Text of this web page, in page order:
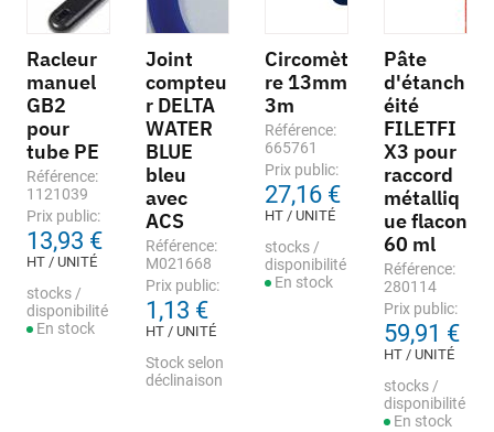
Racleur
manuel
GB2
pour
tube PE
Référence:
1121039
Prix public:
13,93 €
HT / UNITÉ
stocks /
disponibilité
En stock
Joint
compteu
r DELTA
WATER
BLUE
bleu
avec
ACS
Référence:
M021668
Prix public:
1,13 €
HT / UNITÉ
Stock selon
déclinaison
Circomèt
re 13mm
3m
Référence:
665761
Prix public:
27,16 €
HT / UNITÉ
stocks /
disponibilité
En stock
Pâte
d'étanch
éité
FILETFI
X3 pour
raccord
métalliq
ue flacon
60 ml
Référence:
280114
Prix public:
59,91 €
HT / UNITÉ
stocks /
disponibilité
En stock